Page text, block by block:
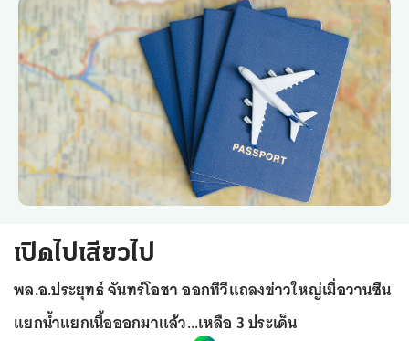
เปิดไปเสียวไป
พล.อ.ประยุทธ์ จันทร์โอชา ออกทีวีแถลงข่าวใหญ่เมื่อวานซืน
แยกน้ำแยกเนื้อออกมาแล้ว...เหลือ 3 ประเด็น